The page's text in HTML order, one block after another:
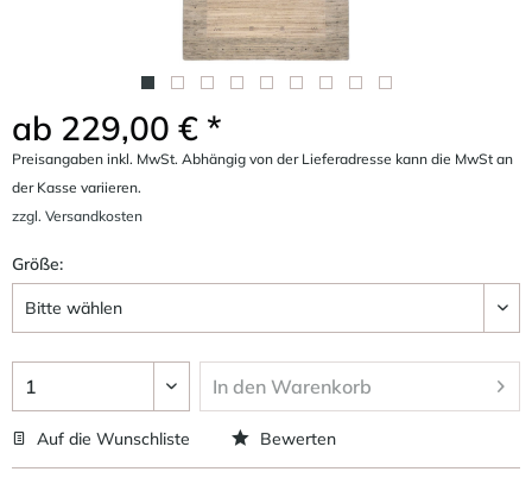
ab 229,00 € *
Preisangaben inkl. MwSt. Abhängig von der Lieferadresse kann die MwSt an
der Kasse variieren.
zzgl. Versandkosten
Größe:
In den Warenkorb
Auf die Wunschliste Bewerten